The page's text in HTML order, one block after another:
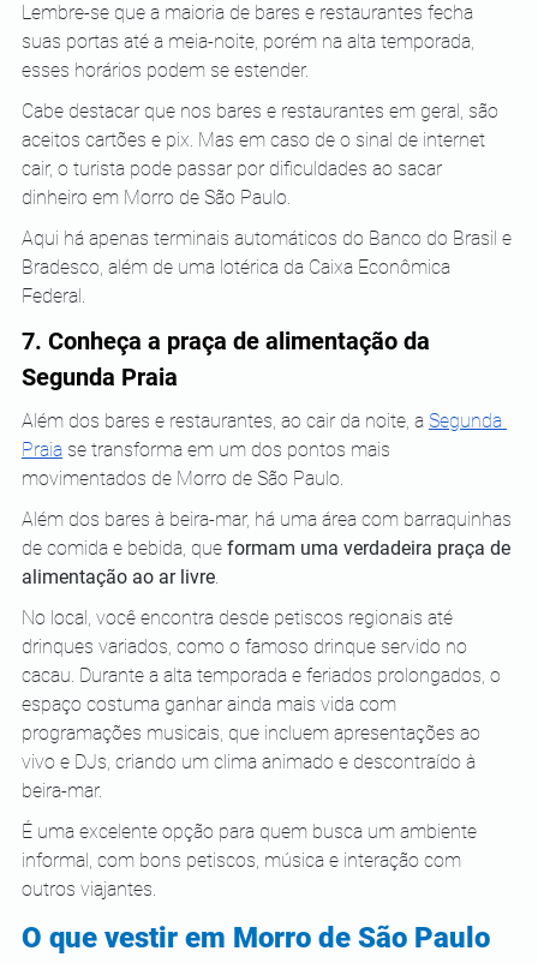
Lembre-se que a maioria de bares e restaurantes fecha
suas portas até a meia-noite, porém na alta temporada,
esses horários podem se estender.
Cabe destacar que nos bares e restaurantes em geral, são
aceitos cartões e pix. Mas em caso de o sinal de internet
cair, o turista pode passar por dificuldades ao sacar
dinheiro em Morro de São Paulo.
Aqui há apenas terminais automáticos do Banco do Brasil e
Bradesco, além de uma lotérica da Caixa Econômica
Federal.
7. Conheça a praça de alimentação da
Segunda Praia
Além dos bares e restaurantes, ao cair da noite, a Segunda
Praia se transforma em um dos pontos mais
movimentados de Morro de São Paulo.
Além dos bares à beira-mar, há uma área com barraquinhas
de comida e bebida, que formam uma verdadeira praça de
alimentação ao ar livre.
No local, você encontra desde petiscos regionais até
drinques variados, como o famoso drinque servido no
cacau. Durante a alta temporada e feriados prolongados, o
espaço costuma ganhar ainda mais vida com
programações musicais, que incluem apresentações ao
vivo e DJs, criando um clima animado e descontraído à
beira-mar.
É uma excelente opção para quem busca um ambiente
informal, com bons petiscos, música e interação com
outros viajantes.
O que vestir em Morro de São Paulo